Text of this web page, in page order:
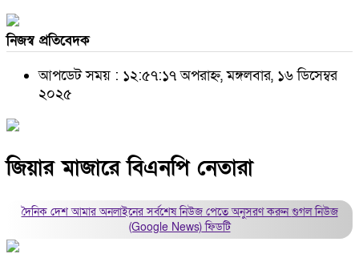
নিজস্ব প্রতিবেদক
আপডেট সময় : ১২:৫৭:১৭ অপরাহ্ন, মঙ্গলবার, ১৬ ডিসেম্বর
২০২৫
জিয়ার মাজারে বিএনপি নেতারা
দৈনিক দেশ আমার অনলাইনের সর্বশেষ নিউজ পেতে অনুসরণ করুনগুগল নিউজ
(Google News)ফিডটি